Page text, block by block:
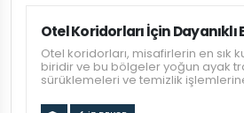
Otel Koridorları İçin Dayanıklı
Otel koridorları, misafirlerin en sık
biridir ve bu bölgeler yoğun ayak
sürüklemeleri ve temizlik